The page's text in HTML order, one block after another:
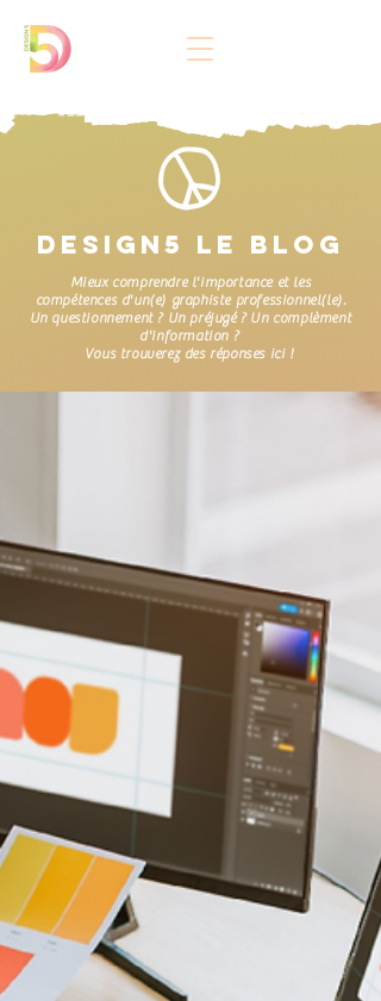
DESIGN5 LE BLOG
Mieux comprendre l'importance et les
compétences d'un(e) graphiste professionnel(le).
Un questionnement ? Un préjugé ? Un complèment
d'information ?
Vous trouverez des réponses ici !